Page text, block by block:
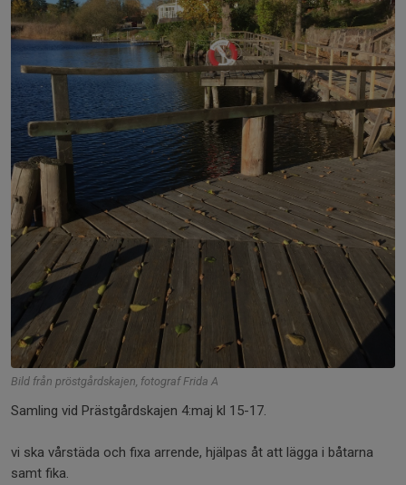
Bild från pröstgårdskajen, fotograf Frida A
Samling vid Prästgårdskajen 4:maj kl 15-17.
vi ska vårstäda och fixa arrende, hjälpas åt att lägga i båtarna
samt fika.